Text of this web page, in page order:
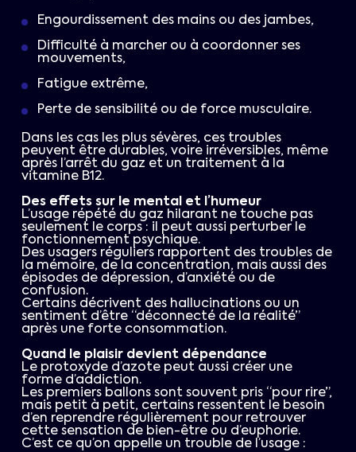
Engourdissement des mains ou des jambes,
Difficulté à marcher ou à coordonner ses
mouvements,
Fatigue extrême,
Perte de sensibilité ou de force musculaire.
Dans les cas les plus sévères, ces troubles
peuvent être durables, voire irréversibles, même
après l’arrêt du gaz et un traitement à la
vitamine B12.
Des effets sur le mental et l’humeur
L’usage répété du gaz hilarant ne touche pas
seulement le corps : il peut aussi perturber le
fonctionnement psychique.
Des usagers réguliers rapportent des troubles de
la mémoire, de la concentration, mais aussi des
épisodes de dépression, d’anxiété ou de
confusion.
Certains décrivent des hallucinations ou un
sentiment d’être “déconnecté de la réalité”
après une forte consommation.
Quand le plaisir devient dépendance
Le protoxyde d’azote peut aussi créer une
forme d’addiction.
Les premiers ballons sont souvent pris “pour rire”,
mais petit à petit, certains ressentent le besoin
d’en reprendre régulièrement pour retrouver
cette sensation de bien-être ou d’euphorie.
C’est ce qu’on appelle un trouble de l’usage :